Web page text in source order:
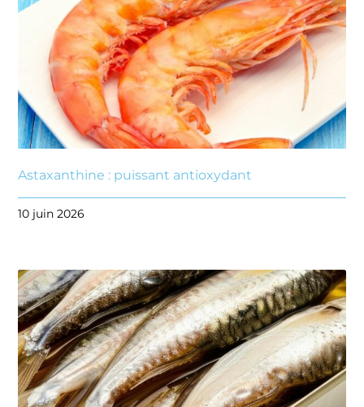
Astaxanthine : puissant antioxydant
10 juin 2026